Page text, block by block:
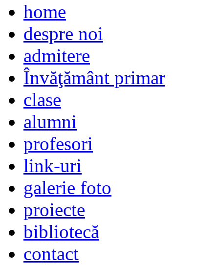
home
despre noi
admitere
Învăţământ primar
clase
alumni
profesori
link-uri
galerie foto
proiecte
bibliotecă
contact